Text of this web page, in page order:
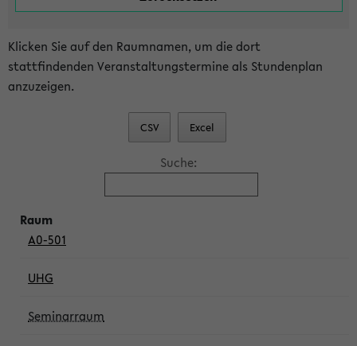
Klicken Sie auf den Raumnamen, um die dort
stattfindenden Veranstaltungstermine als Stundenplan
anzuzeigen.
CSV Excel
Suche:
A0-501
UHG
Seminarraum